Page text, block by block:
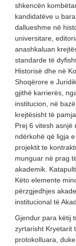
shkencën
kandidatëve u
dallueshme në
universitare,
anashkaluan
standarde të
Historisë dhe në
Shoqërore e
gjithë karrierës,
institucion, në
krejtësisht të
Prej 6 vitesh asnjë
ndërkohë që ligja
projektit te
munguar në prag
akademik.
Këto elemente
përzgjedhjes
institucional të
Gjendur para këtij
zyrtarisht Kryetarit
protokolluara,